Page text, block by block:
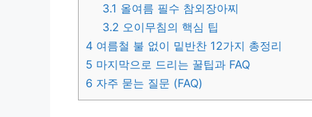
3.1 올여름 필수 참외장아찌
3.2 오이무침의 핵심 팁
4 여름철 불 없이 밑반찬 12가지 총정리
5 마지막으로 드리는 꿀팁과 FAQ
6 자주 묻는 질문 (FAQ)